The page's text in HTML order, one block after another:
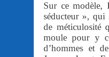
Sur ce modèle,
séducteur », qui
de méticulosité
moule pour y
d’hommes et